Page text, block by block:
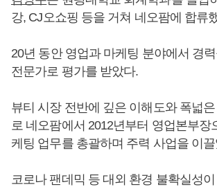
강, CJ오쇼핑 등을 거쳐 네오팜에 합류
20년 동안 영업과 마케팅 분야에서 경
전문가로 평가를 받았다.
뷰티 시장 전반에 깊은 이해도와 폭넓
로 네오팜에서 2012년부터 영업본부장
케팅 업무를 총괄하며 주력 사업을 이
코로나 팬데믹 등 대외 환경 불확실성